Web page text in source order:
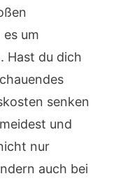
um
Hast du dich
senken
und
nur
auch bei